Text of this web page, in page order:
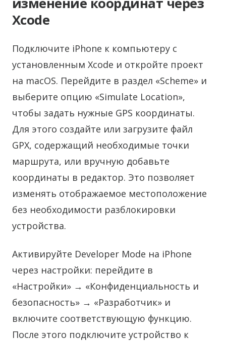
Xcode
Подключите iPhone к компьютеру с
установленным Xcode и откройте проект
на macOS. Перейдите в раздел «Scheme» и
выберите опцию «Simulate Location»,
чтобы задать нужные GPS координаты.
Для этого создайте или загрузите файл
GPX, содержащий необходимые точки
маршрута, или вручную добавьте
координаты в редактор. Это позволяет
изменять отображаемое местоположение
без необходимости разблокировки
устройства.
Активируйте Developer Mode на iPhone
через настройки: перейдите в
«Настройки» → «Конфиденциальность и
безопасность» → «Разработчик» и
включите соответствующую функцию.
После этого подключите устройство к